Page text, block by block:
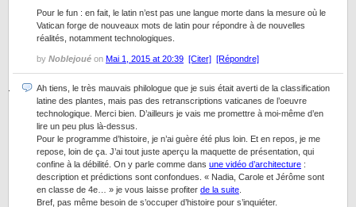
Pour le fun : en fait, le latin n’est pas une langue morte dans la mesure où le
Vatican forge de nouveaux mots de latin pour répondre à de nouvelles
réalités, notamment technologiques.
by Noblejoué on Mai 1, 2015 at 20:39 [Citer] [Répondre]
Ah tiens, le très mauvais philologue que je suis était averti de la classification
latine des plantes, mais pas des retranscriptions vaticanes de l’oeuvre
technologique. Merci bien. D’ailleurs je vais me promettre à moi-même d’en
lire un peu plus là-dessus.
Pour le programme d’histoire, je n’ai guère été plus loin. Et en repos, je me
repose, loin de ça. J’ai tout juste aperçu la maquette de présentation, qui
confine à la débilité. On y parle comme dans une vidéo d’architecture :
description et prédictions sont confondues. « Nadia, Carole et Jérôme sont
en classe de 4e… » je vous laisse profiter de la suite
Bref, pas même besoin de s’occuper d’histoire pour s’inquiéter.